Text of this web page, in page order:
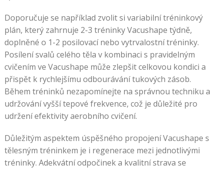
Doporučuje se například zvolit si variabilní tréninkový
plán, který zahrnuje 2-3 tréninky Vacushape týdně,
doplněné o 1-2 posilovací nebo vytrvalostní tréninky.
Posílení svalů celého těla v kombinaci s pravidelným
cvičením ve Vacushape může zlepšit celkovou kondici a
přispět k rychlejšímu odbourávání tukových zásob.
Během tréninků nezapomínejte na správnou techniku a
udržování vyšší tepové frekvence, což je důležité pro
udržení efektivity aerobního cvičení.
Důležitým aspektem úspěšného propojení Vacushape s
tělesným tréninkem je i regenerace mezi jednotlivými
tréninky. Adekvátní odpočinek a kvalitní strava se